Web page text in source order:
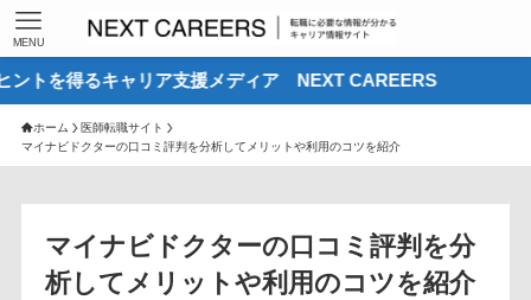
MENU
キャリア支援メディア NEXT CAREERS
ホーム
医師転職サイト
マイナビドクターの口コミ評判を分析してメリットや利用のコツを紹介
マイナビドクターの口コミ評判を分
析してメリットや利用のコツを紹介